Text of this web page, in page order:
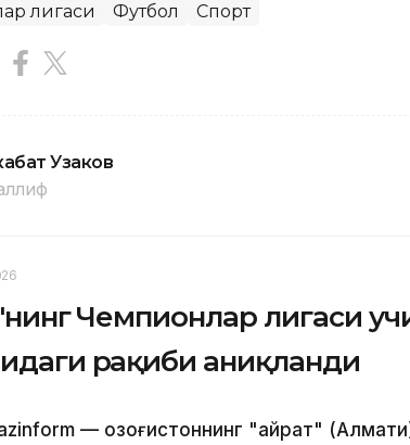
лигаси Футбол Спорт
Узаков
Чемпионлар лигаси
рақиби аниқланди
— Қозоғистоннинг "Қайрат"